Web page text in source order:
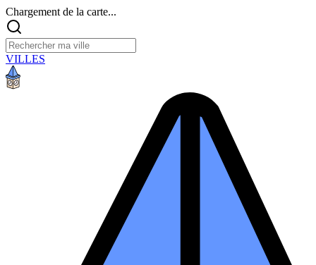
Chargement de la carte...
VILLES